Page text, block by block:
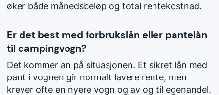
øker både månedsbeløp og total rentekostnad.
Er det best med forbrukslån eller pantelån
til campingvogn?
Det kommer an på situasjonen. Et sikret lån med
pant i vognen gir normalt lavere rente, men
krever ofte en nyere vogn og av og til egenandel.